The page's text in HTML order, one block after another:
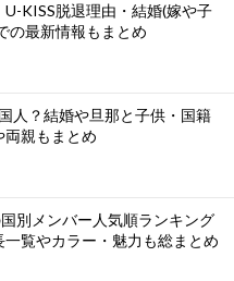
KISS脱退理由・結婚(嫁や子
の最新情報もまとめ
人？結婚や旦那と子供・国籍
両親もまとめ
国別メンバー人気順ランキング
一覧やカラー・魅力も総まとめ